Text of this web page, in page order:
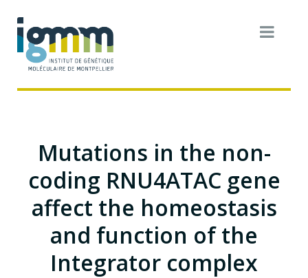
Mutations in the non-
coding RNU4ATAC gene
affect the homeostasis
and function of the
Integrator complex